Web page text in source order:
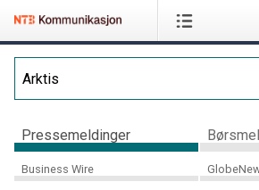
Pressemeldinger
Business Wire